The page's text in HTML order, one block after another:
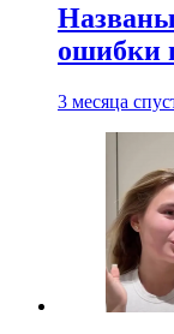
ошибки
3 месяца